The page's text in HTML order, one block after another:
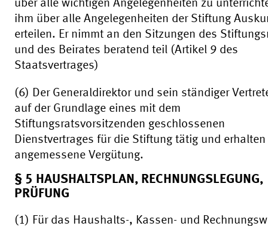
über alle wichtigen Angelegenheiten zu
ihm über alle Angelegenheiten der Stiftung
erteilen. Er nimmt an den Sitzungen des
und des Beirates beratend teil (Artikel 9 des
Staatsvertrages)
(6) Der Generaldirektor und sein ständiger
auf der Grundlage eines mit dem
Stiftungsratsvorsitzenden geschlossenen
Dienstvertrages für die Stiftung tätig und erhalten
angemessene Vergütung.
§ 5 HAUSHALTSPLAN, RECHNUNGSLEGUNG,
PRÜFUNG
(1) Für das Haushalts-, Kassen- und